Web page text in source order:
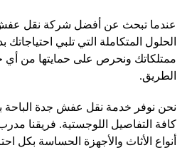
عندما تبحث عن أفضل شركة نقل عفش
الحلول المتكاملة التي تلبي
ممتلكاتك ونحرص على حمايتها من
الطريق.
نحن نوفر خدمة نقل عفش جدة الباحة
كافة التفاصيل اللوجستية. فريقنا
أنواع الأثاث والأجهزة الحساسة بكل